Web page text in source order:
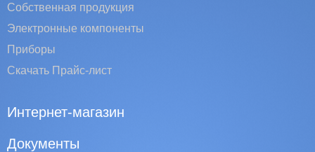
Собственная продукция
Электронные компоненты
Приборы
Скачать Прайс-лист
Интернет-магазин
Документы